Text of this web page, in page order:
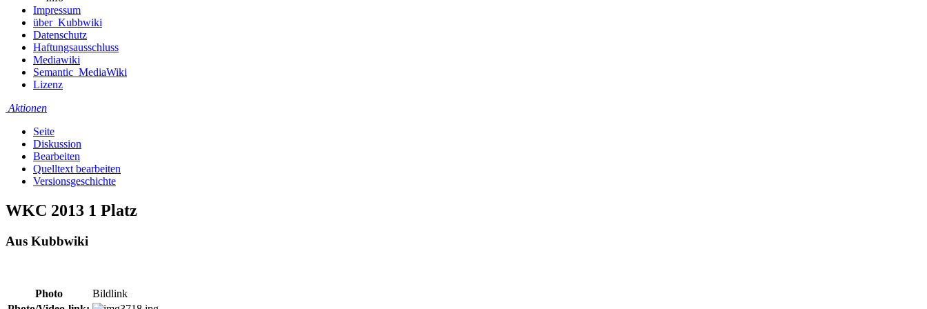
Impressum
über_Kubbwiki
Datenschutz
Haftungsausschluss
Mediawiki
Semantic_MediaWiki
Lizenz
Aktionen
Seite
Diskussion
Bearbeiten
Quelltext bearbeiten
Versionsgeschichte
WKC 2013 1 Platz
Aus Kubbwiki
Photo
Bildlink